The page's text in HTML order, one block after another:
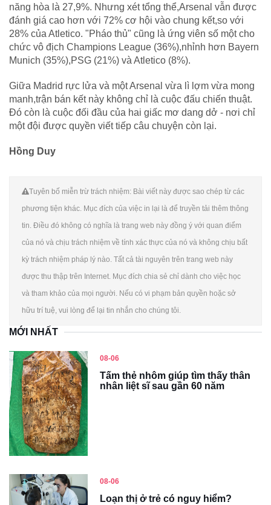
năng hòa là 27,9%. Nhưng xét tổng thể,Arsenal vẫn được
đánh giá cao hơn với 72% cơ hội vào chung kết,so với
28% của Atletico. "Pháo thủ" cũng là ứng viên số một cho
chức vô địch Champions League (36%),nhỉnh hơn Bayern
Munich (35%),PSG (21%) và Atletico (8%).
Giữa Madrid rực lửa và một Arsenal vừa lì lợm vừa mong
manh,trận bán kết này không chỉ là cuộc đấu chiến thuật.
Đó còn là cuộc đối đầu của hai giấc mơ dang dở - nơi chỉ
một đội được quyền viết tiếp câu chuyện còn lại.
Hồng Duy
Tuyên bố miễn trừ trách nhiệm: Bài viết này được sao chép từ các
phương tiện khác. Mục đích của việc in lại là để truyền tải thêm thông
tin. Điều đó không có nghĩa là trang web này đồng ý với quan điểm
của nó và chịu trách nhiệm về tính xác thực của nó và không chịu bất
kỳ trách nhiệm pháp lý nào. Tất cả tài nguyên trên trang web này
được thu thập trên Internet. Mục đích chia sẻ chỉ dành cho việc học
và tham khảo của mọi người. Nếu có vi phạm bản quyền hoặc sở
hữu trí tuệ, vui lòng để lại tin nhắn cho chúng tôi.
MỚI NHẤT
08-06
Tấm thẻ nhôm giúp tìm thấy thân
nhân liệt sĩ sau gần 60 năm
08-06
Loạn thị ở trẻ có nguy hiểm?